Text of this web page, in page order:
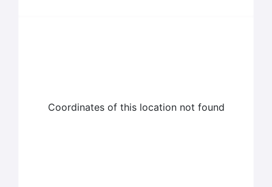
Coordinates of this location not found